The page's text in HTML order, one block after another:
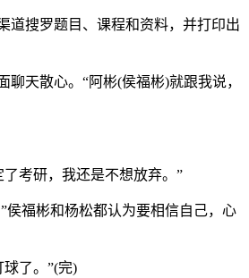
搜罗题目、课程和资料，并打印出
天散心。“阿彬(侯福彬)就跟我说，
考研，我还是不想放弃。”
福彬和杨松都认为要相信自己，心
了。”(完)